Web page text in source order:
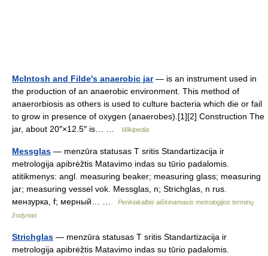
McIntosh and Filde's anaerobic jar— is an instrument used in
the production of an anaerobic environment. This method of
anaerorbiosis as others is used to culture bacteria which die or fail
to grow in presence of oxygen (anaerobes).[1][2] Construction The
jar, about 20″×12.5″ is… …
Wikipedia
Messglas — menzūra statusas T sritis Standartizacija ir
metrologija apibrėžtis Matavimo indas su tūrio padalomis.
atitikmenys: angl. measuring beaker; measuring glass; measuring
jar; measuring vessel vok. Messglas, n; Strichglas, n rus.
мензурка, f; мерный… …
Penkiakalbis aiškinamasis metrologijos terminų
žodynas
Strichglas — menzūra statusas T sritis Standartizacija ir
metrologija apibrėžtis Matavimo indas su tūrio padalomis.